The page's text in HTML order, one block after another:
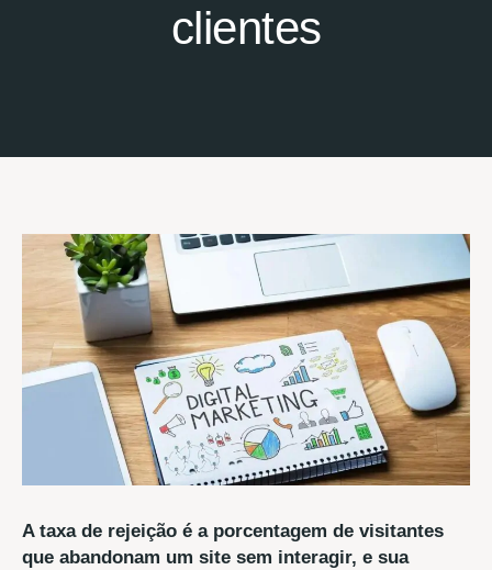
clientes
A taxa de rejeição é a porcentagem de visitantes
que abandonam um site sem interagir, e sua